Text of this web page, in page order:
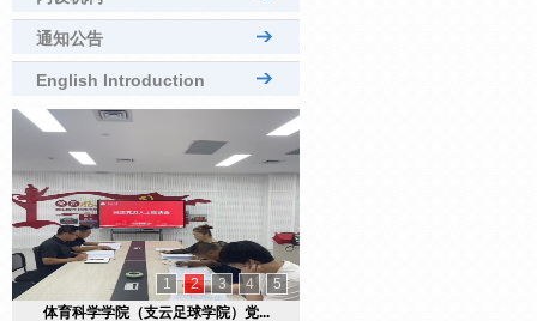
通知公告
English Introduction
1 2 3 4
5
体育科学学院（支云足球学院）党...